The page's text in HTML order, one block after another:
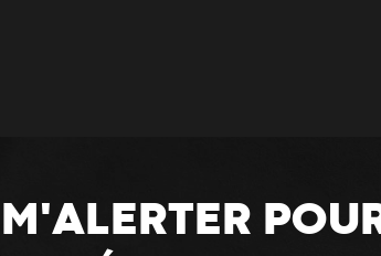
M'ALERTER